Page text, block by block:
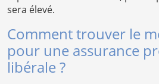
sera élevé.
Comment trouver le
pour une assurance
libérale ?